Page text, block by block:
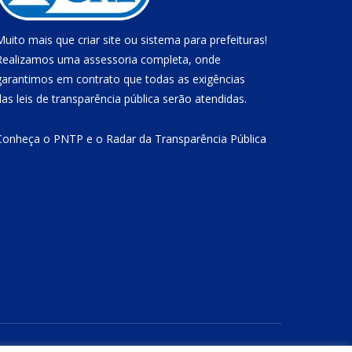
mais que criar site ou sistema para prefeituras!
uma assessoria completa, onde
em contrato que todas as exigências
leis de transparência pública serão atendidas.
o PNTP e o Radar da Transparência Pública